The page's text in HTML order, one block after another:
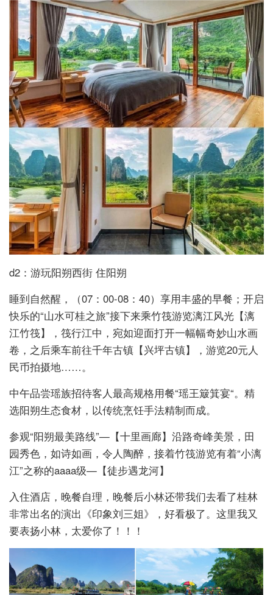
d2：游玩阳朔西街 住阳朔
睡到自然醒，（07：00-08：40）享用丰盛的早餐；开启
快乐的“山水可桂之旅”接下来乘竹筏游览漓江风光【漓
江竹筏】，筏行江中，宛如迎面打开一幅幅奇妙山水画
卷，之后乘车前往千年古镇【兴坪古镇】，游览20元人
民币拍摄地……。
中午品尝瑶族招待客人最高规格用餐“瑶王簸箕宴“。精
选阳朔生态食材，以传统烹饪手法精制而成。
参观“阳朔最美路线”—【十里画廊】沿路奇峰美景，田
园秀色，如诗如画，令人陶醉，接着竹筏游览有着“小漓
江”之称的aaaa级—【徒步遇龙河】
入住酒店，晚餐自理，晚餐后小林还带我们去看了桂林
非常出名的演出《印象刘三姐》，好看极了。这里我又
要表扬小林，太爱你了！！！